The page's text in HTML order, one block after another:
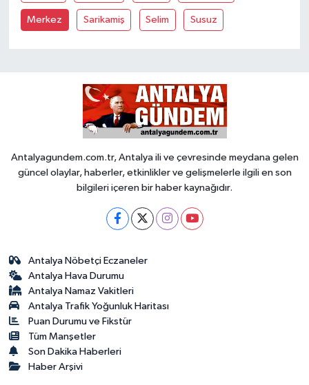
Merkez Sarikamiş Selim Susuz
Antalyagundem.com.tr, Antalya ili ve çevresinde meydana gelen
güncel olaylar, haberler, etkinlikler ve gelişmelerle ilgili en son
bilgileri içeren bir haber kaynağıdır.
Antalya Nöbetçi Eczaneler
Antalya Hava Durumu
Antalya Namaz Vakitleri
Antalya Trafik Yoğunluk Haritası
Puan Durumu ve Fikstür
Tüm Manşetler
Son Dakika Haberleri
Haber Arşivi